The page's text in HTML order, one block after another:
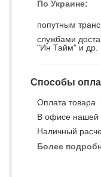
По Украине:
попутным
службами
"Ин Тайм" и др.
Способы
Оплата товара
В офисе нашей
Наличный
Более